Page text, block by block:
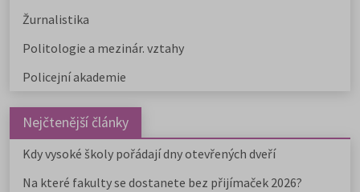
Žurnalistika
Politologie a mezinár. vztahy
Policejní akademie
Nejčtenější články
Kdy vysoké školy pořádají dny otevřených dveří
Na které fakulty se dostanete bez přijímaček 2026?